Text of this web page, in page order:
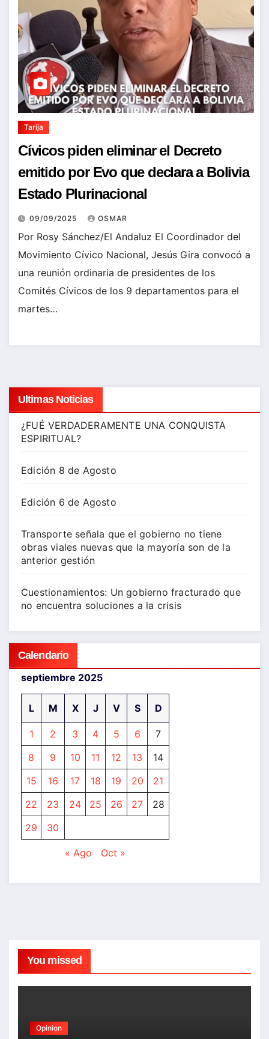
Tarija
Cívicos piden eliminar el Decreto
emitido por Evo que declara a Bolivia
Estado Plurinacional
09/09/2025 OSMAR
Por Rosy Sánchez/El Andaluz El Coordinador del
Movimiento Cívico Nacional, Jesús Gira convocó a
una reunión ordinaria de presidentes de los
Comités Cívicos de los 9 departamentos para el
martes…
Ultimas Noticias
¿FUÉ VERDADERAMENTE UNA CONQUISTA
ESPIRITUAL?
Edición 8 de Agosto
Edición 6 de Agosto
Transporte señala que el gobierno no tiene
obras viales nuevas que la mayoría son de la
anterior gestión
Cuestionamientos: Un gobierno fracturado que
no encuentra soluciones a la crisis
Calendario
septiembre 2025
L M X J V S D
1 2 3 4 5 6
7
8
9 10 11 12 13
14
15
16 17 18 19 20
21
22
23 24 25 26 27
28
29
30
« Ago Oct »
You missed
Opinion